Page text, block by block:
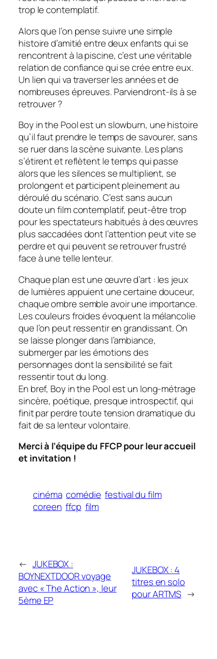
trop le contemplatif.
Alors que l’on pense suivre une simple
histoire d’amitié entre deux enfants qui se
rencontrent à la piscine, c’est une véritable
relation de confiance qui se crée entre eux.
Un lien qui va traverser les années et de
nombreuses épreuves. Parviendront-ils à se
retrouver ?
Boy in the Poolest un slowburn, une histoire
qu’il faut prendre le temps de savourer, sans
se ruer dans la scène suivante. Les plans
s’étirent et reflètent le temps qui passe
alors que les silences se multiplient, se
prolongent et participent pleinement au
déroulé du scénario. C’est sans aucun
doute un film contemplatif, peut-être trop
pour les spectateurs habitués à des œuvres
plus saccadées dont l’attention peut vite se
perdre et qui peuvent se retrouver frustré
face à une telle lenteur.
Chaque plan est une œuvre d’art : les jeux
de lumières appuient une certaine douceur,
chaque ombre semble avoir une importance.
Les couleurs froides évoquent la mélancolie
que l’on peut ressentir en grandissant. On
se laisse plonger dans l’ambiance,
submerger par les émotions des
personnages dont la sensibilité se fait
ressentir tout du long.
En bref, Boy in the Poolest un long-métrage
sincère, poétique, presque introspectif, qui
finit par perdre toute tension dramatique du
fait de sa lenteur volontaire.
Merci à l’équipe du FFCP pour leur accueil
et invitation !
cinéma comédie festival du film
coreen ffcp film
← JUKEBOX :
BOYNEXTDOOR voyage
avec « The Action », leur
5ème EP
JUKEBOX : 4
titres en solo
pour ARTMS →